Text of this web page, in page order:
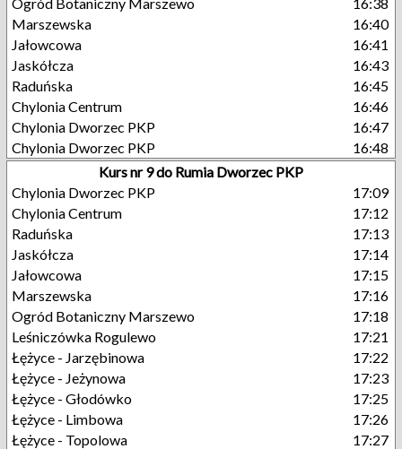
Marszewska
16:40
Jałowcowa
16:41
Jaskółcza
16:43
Raduńska
16:45
Chylonia Centrum
16:46
Chylonia Dworzec PKP
16:47
Chylonia Dworzec PKP
16:48
Kurs nr 9 do Rumia Dworzec PKP
Chylonia Dworzec PKP
17:09
Chylonia Centrum
17:12
Raduńska
17:13
Jaskółcza
17:14
Jałowcowa
17:15
Marszewska
17:16
Ogród Botaniczny Marszewo
17:18
Leśniczówka Rogulewo
17:21
Łężyce - Jarzębinowa
17:22
Łężyce - Jeżynowa
17:23
Łężyce - Głodówko
17:25
Łężyce - Limbowa
17:26
Łężyce - Topolowa
17:27